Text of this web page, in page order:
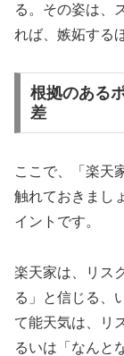
る。その姿は、
れば、嫉妬する
根拠のある
差
ここで、「楽天
触れておきまし
イントです。
楽天家は、リス
る」と信じる、
て能天気は、リ
るいは「なんと